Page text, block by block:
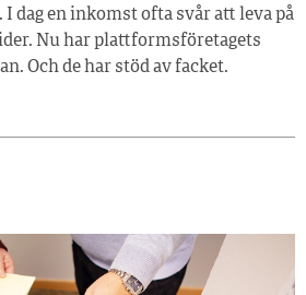
dag en inkomst ofta svår att leva på
Nu har plattformsföretagets
Och de har stöd av facket.